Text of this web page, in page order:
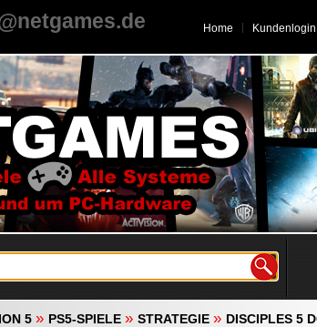
Home
5 » PS5-SPIELE » STRATEGIE » DISCIPLES 5